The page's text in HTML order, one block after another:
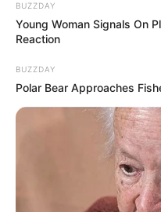
BUZZDAY
Young Woman Signals On
Reaction
BUZZDAY
Polar Bear Approaches